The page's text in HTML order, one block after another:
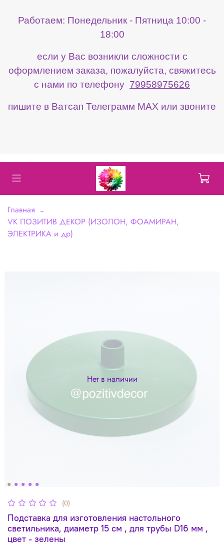
Работаем: Понедельник - Пятница 10:00 -
18:00
если у Вас возникли сложности с
оформлением заказа, пожалуйста, свяжитесь
с нами по телефону 79958975626
пишите в Ватсап Телеграмм МАХ или звоните
Главная
VK ПОЗИТИВ ДЕКОР (ИЗОЛОН, ФОАМИРАН,
ЭЛЕКТРИКА и др)
Нет в наличии
(0)
Подставка для изготовления настольного
светильника, диаметр 15 см , для трубы D16 мм ,
цвет - зелены